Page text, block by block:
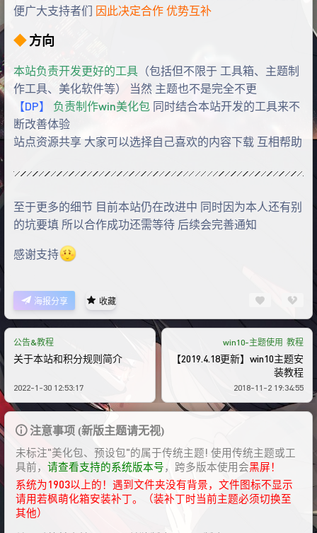
便广大支持者们 因此决定合作 优势互补
◆方向
本站负责开发更好的工具 （包括但不限于 工具箱、主题制
作工具、美化软件等） 当然 主题也不是完全不更
【DP】
负责制作win美化包 同时结合本站开发的工具来不
断改善体验
站点资源共享 大家可以选择自己喜欢的内容下载 互相帮助
至于更多的细节 目前本站仍在改进中 同时因为本人还有别
的坑要填 所以合作成功还需等待 后续会完善通知
感谢支持
海报分享 收藏
公告&教程
关于本站和积分规则简介
2022-1-30 12:53:17
win10-主题使用 教程
【2019.4.18更新】win10主题安
装教程
2018-11-2 19:34:55
注意事项 (新版主题请无视)
未标注"美化包、预设包"的属于传统主题! 使用传统主题或工
具前， 请查看支持的系统版本号，跨多版本使用会黑屏！
系统为1903以上的！遇到文件夹没有背景，文件图标不显示
请用若枫萌化箱安装补丁。（装补丁时当前主题必须切换至
其他）